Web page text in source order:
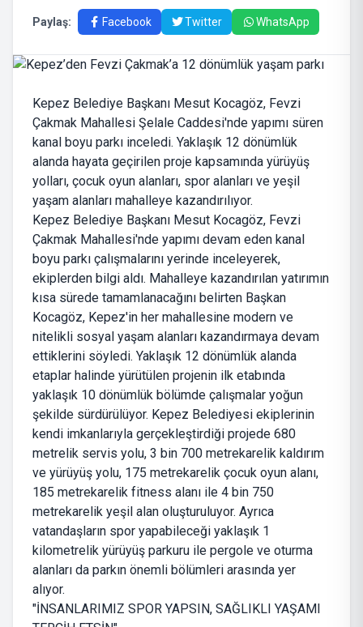
Paylaş: Facebook Twitter WhatsApp
Kepez Belediye Başkanı Mesut Kocagöz, Fevzi
Çakmak Mahallesi Şelale Caddesi'nde yapımı süren
kanal boyu parkı inceledi. Yaklaşık 12 dönümlük
alanda hayata geçirilen proje kapsamında yürüyüş
yolları, çocuk oyun alanları, spor alanları ve yeşil
yaşam alanları mahalleye kazandırılıyor.
Kepez Belediye Başkanı Mesut Kocagöz, Fevzi
Çakmak Mahallesi'nde yapımı devam eden kanal
boyu parkı çalışmalarını yerinde inceleyerek,
ekiplerden bilgi aldı. Mahalleye kazandırılan yatırımın
kısa sürede tamamlanacağını belirten Başkan
Kocagöz, Kepez'in her mahallesine modern ve
nitelikli sosyal yaşam alanları kazandırmaya devam
ettiklerini söyledi. Yaklaşık 12 dönümlük alanda
etaplar halinde yürütülen projenin ilk etabında
yaklaşık 10 dönümlük bölümde çalışmalar yoğun
şekilde sürdürülüyor. Kepez Belediyesi ekiplerinin
kendi imkanlarıyla gerçekleştirdiği projede 680
metrelik servis yolu, 3 bin 700 metrekarelik kaldırım
ve yürüyüş yolu, 175 metrekarelik çocuk oyun alanı,
185 metrekarelik fitness alanı ile 4 bin 750
metrekarelik yeşil alan oluşturuluyor. Ayrıca
vatandaşların spor yapabileceği yaklaşık 1
kilometrelik yürüyüş parkuru ile pergole ve oturma
alanları da parkın önemli bölümleri arasında yer
alıyor.
"İNSANLARIMIZ SPOR YAPSIN, SAĞLIKLI YAŞAMI